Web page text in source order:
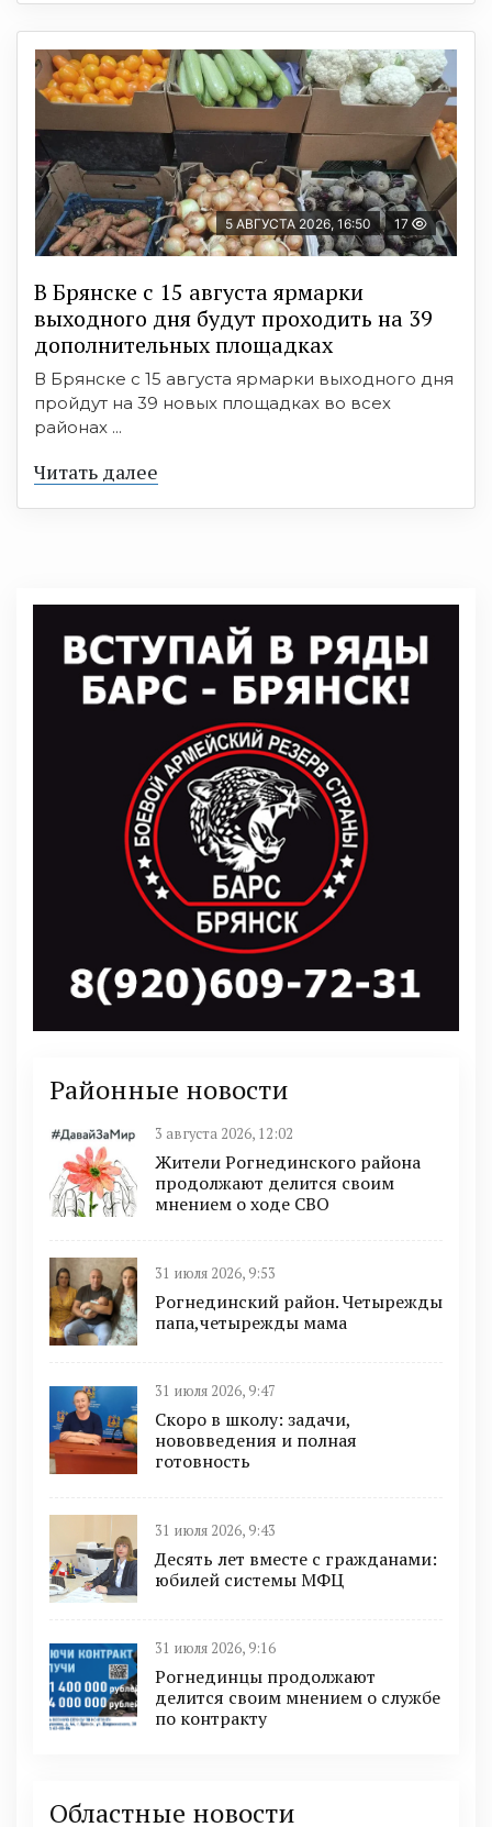
5 АВГУСТА 2026, 16:50 17
В Брянске с 15 августа ярмарки
выходного дня будут проходить на 39
дополнительных площадках
В Брянске с 15 августа ярмарки выходного дня
пройдут на 39 новых площадках во всех
районах ...
Читать далее
Районные новости
3 августа 2026, 12:02
Жители Рогнединского района
продолжают делится своим
мнением о ходе СВО
31 июля 2026, 9:53
Рогнединский район. Четырежды
папа,четырежды мама
31 июля 2026, 9:47
Скоро в школу: задачи,
нововведения и полная
готовность
31 июля 2026, 9:43
Десять лет вместе с гражданами:
юбилей системы МФЦ
31 июля 2026, 9:16
Рогнединцы продолжают
делится своим мнением о службе
по контракту
Областные новости